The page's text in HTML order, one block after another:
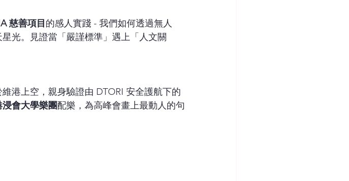
慈善項目 的感人實踐 - 我們如何透過無人
光。見證當「嚴謹標準」遇上「人文關
港上空，親身驗證由 DTORI 安全護航下的
浸會大學樂團配樂，為高峰會畫上最動人的句